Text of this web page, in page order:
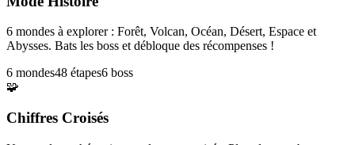
6 mondes à explorer : Forêt, Volcan, Océan, Désert, Espace et
Abysses. Bats les boss et débloque des récompenses !
6 mondes48 étapes6 boss
🧩
Chiffres Croisés